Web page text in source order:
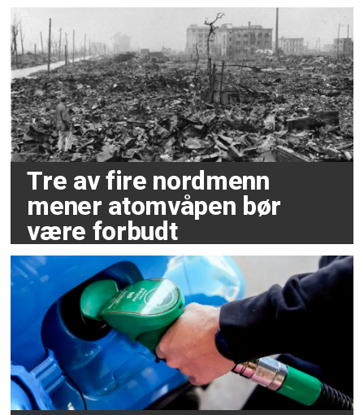
Tre av fire nordmenn
mener atomvåpen bør
være forbudt